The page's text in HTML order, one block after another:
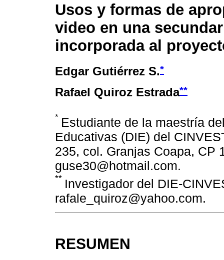
Usos y formas de
video en una
incorporada al
Edgar Gutiérrez S.*
Rafael Quiroz Estrada**
* Estudiante de la maestría
Educativas (DIE) del
235, col. Granjas Coapa, CP
guse30@hotmail.com.
** Investigador del DIE-
rafale_quiroz@yahoo.com.
RESUMEN